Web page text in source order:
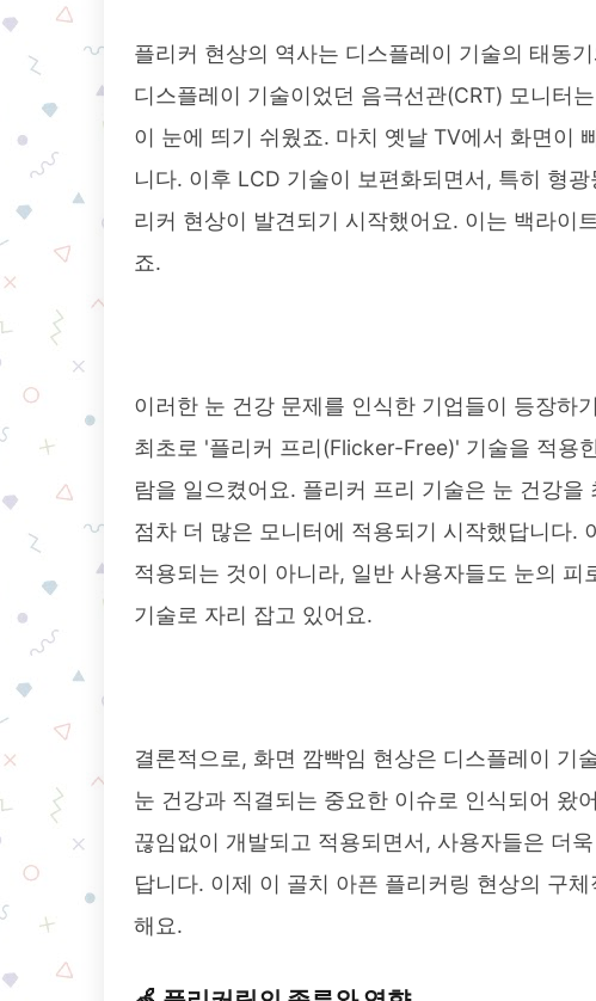
플리커 현상의 역사는 디스플레이 기술의 태동
디스플레이 기술이었던 음극선관(CRT) 모니터
이 눈에 띄기 쉬웠죠. 마치 옛날 TV에서 화면이
니다. 이후 LCD 기술이 보편화되면서, 특히 형
리커 현상이 발견되기 시작했어요. 이는 백라이
죠.
이러한 눈 건강 문제를 인식한 기업들이 등장하
최초로 '플리커 프리(Flicker-Free)' 기술을 적용
람을 일으켰어요. 플리커 프리 기술은 눈 건강
점차 더 많은 모니터에 적용되기 시작했답니다.
적용되는 것이 아니라, 일반 사용자들도 눈의
기술로 자리 잡고 있어요.
결론적으로, 화면 깜빡임 현상은 디스플레이 기
눈 건강과 직결되는 중요한 이슈로 인식되어 왔
끊임없이 개발되고 적용되면서, 사용자들은 더
답니다. 이제 이 골치 아픈 플리커링 현상의 구
해요.